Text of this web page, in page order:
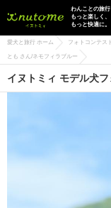
イヌトミィ
わんことの旅行
もっと楽しく、
もっと快適に。
愛犬と旅行 ホーム フォトコンテスト
とも さん/ネモフィラブルー
イヌトミィ モデル犬